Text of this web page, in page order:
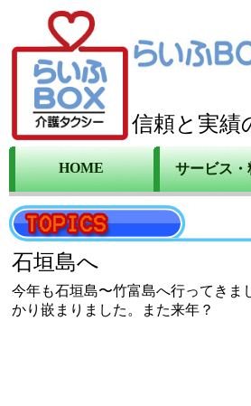
信頼と実績
HOME サービス・
石垣島へ
今年も石垣島〜竹富島へ行ってきま
かり嵌まりました。また来年？